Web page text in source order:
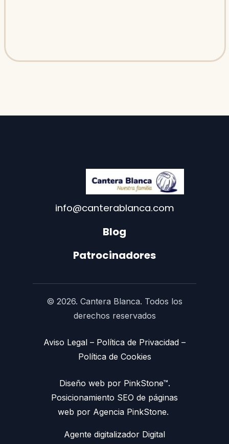
info@canterablanca.com
Blog
Patrocinadores
© 2026. Cantera Blanca. Todos los
derechos reservados
Aviso Legal – Política de Privacidad –
Política de Cookies
Diseño web por PinkStone™.
Posicionamiento SEO de páginas
web por Agencia PinkStone.
Agente digitalizador Digital